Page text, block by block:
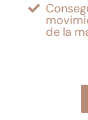
de la